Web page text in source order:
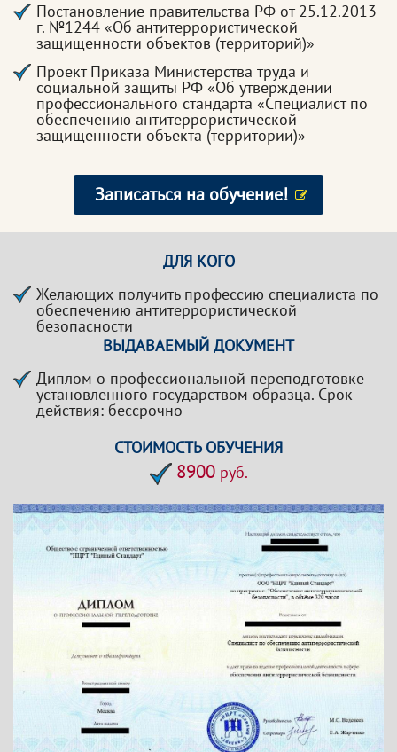
Постановление правительства РФ от 25.12.2013
г. №1244 «Об антитеррористической
защищенности объектов (территорий)»
Проект Приказа Министерства труда и
социальной защиты РФ «Об утверждении
профессионального стандарта «Специалист по
обеспечению антитеррористической
защищенности объекта (территории)»
Записаться на обучение!
ДЛЯ КОГО
Желающих получить профессию специалиста по
обеспечению антитеррористической
безопасности
ВЫДАВАЕМЫЙ ДОКУМЕНТ
Диплом о профессиональной переподготовке
установленного государством образца. Срок
действия: бессрочно
СТОИМОСТЬ ОБУЧЕНИЯ
8900руб.